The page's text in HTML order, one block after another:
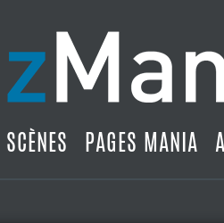
SCÈNES PAGES MANIA